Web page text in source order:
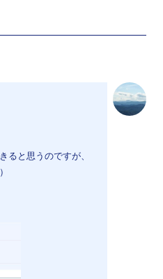
ると思うのですが、